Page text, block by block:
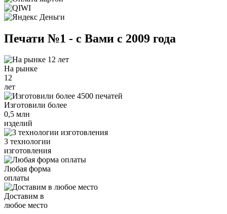
Печати №1 - с Вами с 2009 года
На рынке
12
лет
Изготовили более
0,5 млн
изделий
3 технологии
изготовления
Любая форма
оплаты
Доставим в
любое место